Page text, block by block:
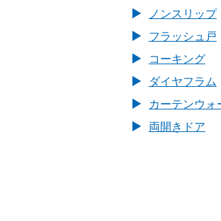
ノンスリップ
フラッシュ戸
コーキング
ダイヤフラム
カーテンウォ
両開きドア